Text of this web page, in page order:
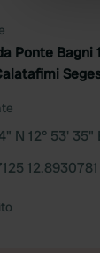
other
Ponte Bagni 1
N 12° 53' 35"
12.8930781